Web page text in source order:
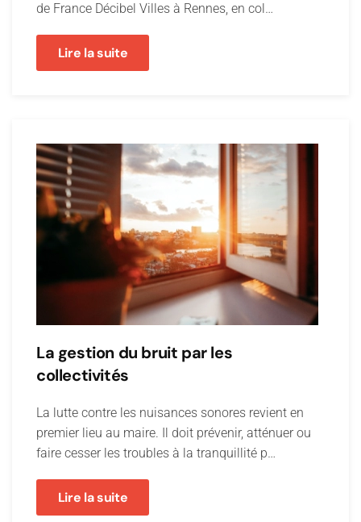
de France Décibel Villes à Rennes, en col…
Lire la suite
La gestion du bruit par les
collectivités
La lutte contre les nuisances sonores revient en
premier lieu au maire. Il doit prévenir, atténuer ou
faire cesser les troubles à la tranquillité p…
Lire la suite